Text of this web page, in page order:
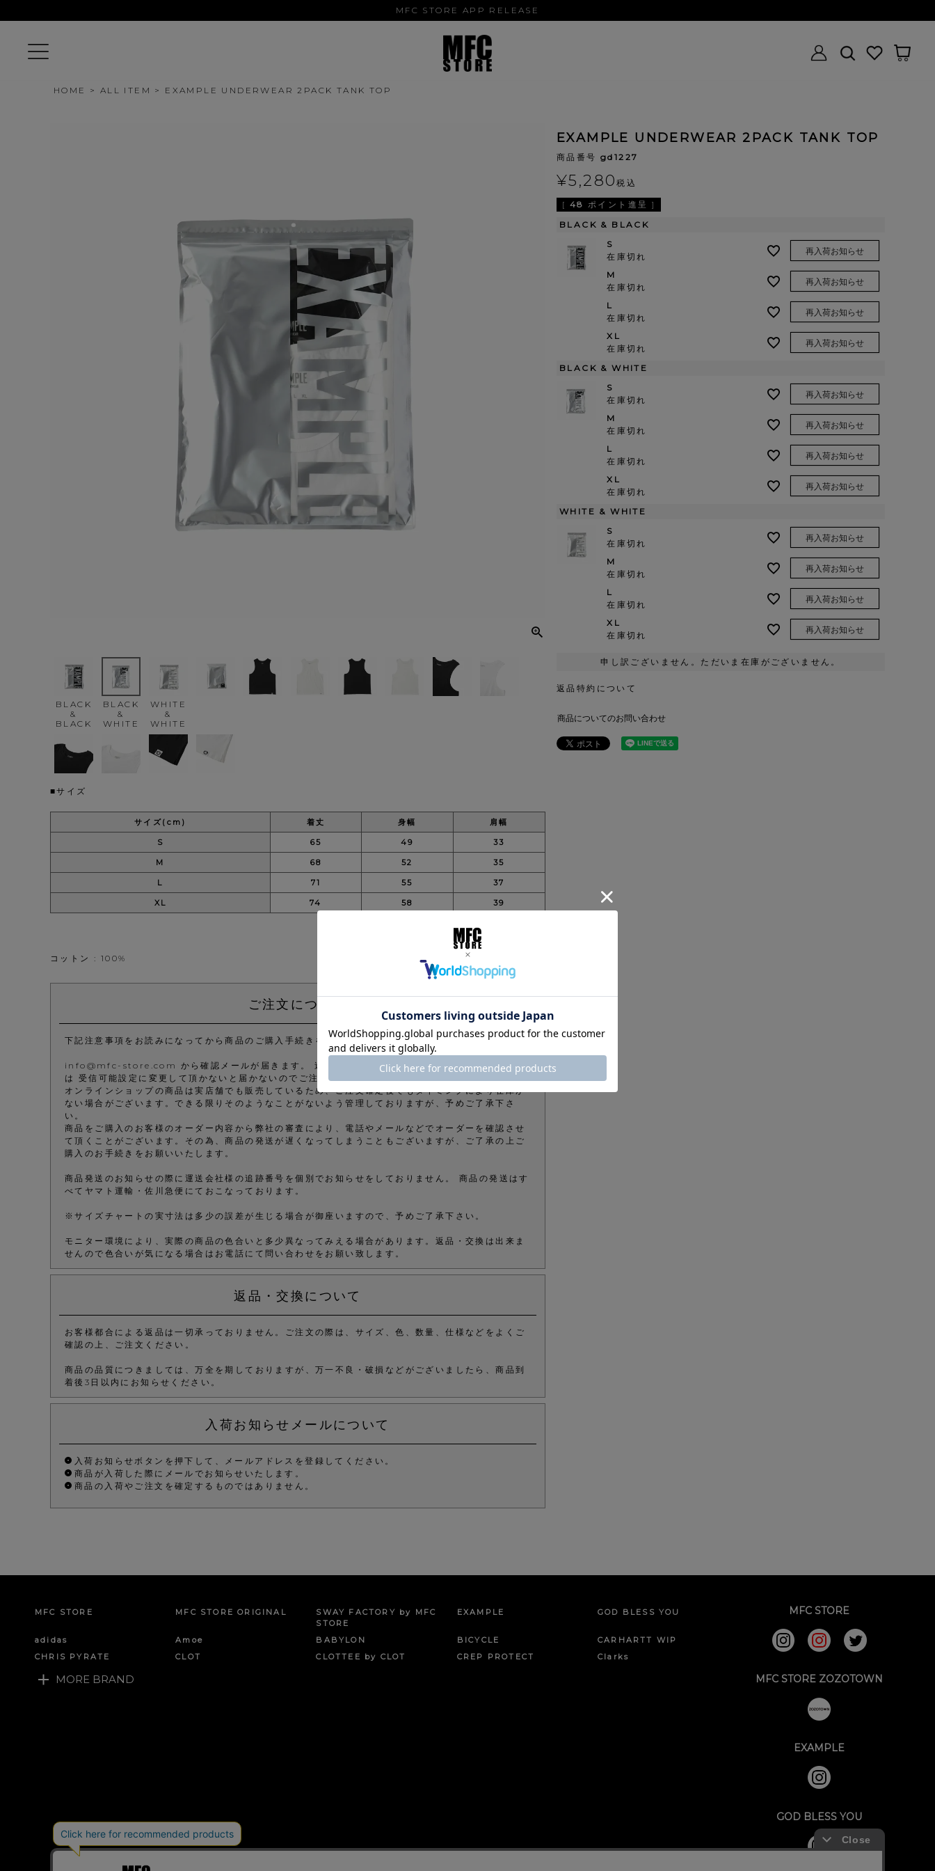
MFC STORE APP RELEASE
HOME ALL ITEM EXAMPLE UNDERWEAR 2PACK TANK TOP
BLACK
&
BLACK
BLACK
&
WHITE
WHITE
&
WHITE
■サイズ
サイズ(cm) 着丈 身幅 肩幅
S 65 49 33
M 68 52 35
L 71 55 37
XL 74 58 39
コットン : 100%
ご注文について
下記注意事項をお読みになってから商品のご購入手続きをお願い致します。
info@mfc-store.com から確認メールが届きます。 迷惑メールフィルターの設定をされている場合
は 受信可能設定に変更して頂かないと届かないのでご注意ください。
オンラインショップの商品は実店舗でも販売しているため、ご注文確定後でもタイミングにより在庫が
ない場合がございます。できる限りそのようなことがないよう管理しておりますが、予めご了承下さ
い。
商品をご購入のお客様のオーダー内容から弊社の審査により、電話やメールなどでオーダーを確認させ
て頂くことがございます。その為、商品の発送が遅くなってしまうこともございますが、ご了承の上ご
購入のお手続きをお願いいたします。
商品発送のお知らせの際に運送会社様の追跡番号を個別でお知らせをしておりません。 商品の発送はす
べてヤマト運輸・佐川急便にておこなっております。
※サイズチャートの実寸法は多少の誤差が生じる場合が御座いますので、予めご了承下さい。
モニター環境により、実際の商品の色合いと多少異なってみえる場合があります。返品・交換は出来ま
せんので色合いが気になる場合はお電話にて問い合わせをお願い致します。
返品・交換について
お客様都合による返品は一切承っておりません。ご注文の際は、サイズ、色、数量、仕様などをよくご
確認の上、ご注文ください。
商品の品質につきましては、万全を期しておりますが、万一不良・破損などがございましたら、商品到
着後3日以内にお知らせください。
入荷お知らせメールについて
入荷お知らせボタンを押下して、メールアドレスを登録してください。
商品が入荷した際にメールでお知らせいたします。
商品の入荷やご注文を確定するものではありません。
EXAMPLE UNDERWEAR 2PACK TANK TOP
商品番号 gd1227
¥5,280税込
[ 48 ポイント進呈 ]
BLACK & BLACK
S
在庫切れ
再入荷お知らせ
M
在庫切れ
再入荷お知らせ
L
在庫切れ
再入荷お知らせ
XL
在庫切れ
再入荷お知らせ
BLACK & WHITE
S
在庫切れ
再入荷お知らせ
M
在庫切れ
再入荷お知らせ
L
在庫切れ
再入荷お知らせ
XL
在庫切れ
再入荷お知らせ
WHITE & WHITE
S
在庫切れ
再入荷お知らせ
M
在庫切れ
再入荷お知らせ
L
在庫切れ
再入荷お知らせ
XL
在庫切れ
再入荷お知らせ
申し訳ございません。ただいま在庫がございません。
返品特約について
商品についてのお問い合わせ
MFC STORE MFC STORE ORIGINAL
SWAY FACTORY by MFC
STORE
EXAMPLE GOD BLESS YOU
adidas Amoe BABYLON BICYCLE
CARHARTT WIP
CHRIS PYRATE
CLOT CLOTTEE by CLOT CREP PROTECT Clarks
MORE BRAND
MFC STORE
MFC STORE ZOZOTOWN
EXAMPLE
GOD BLESS YOU